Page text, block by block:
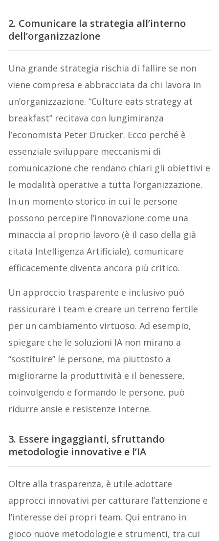
2. Comunicare la strategia all’interno
dell’organizzazione
Una grande strategia rischia di fallire se non
viene compresa e abbracciata da chi lavora in
un’organizzazione. “Culture eats strategy at
breakfast” recitava con lungimiranza
l’economista Peter Drucker. Ecco perché è
essenziale sviluppare meccanismi di
comunicazione che rendano chiari gli obiettivi e
le modalità operative a tutta l’organizzazione.
In un momento storico in cui le persone
possono percepire l’innovazione come una
minaccia al proprio lavoro (è il caso della già
citata Intelligenza Artificiale), comunicare
efficacemente diventa ancora più critico.
Un approccio trasparente e inclusivo può
rassicurare i team e creare un terreno fertile
per un cambiamento virtuoso. Ad esempio,
spiegare che le soluzioni IA non mirano a
“sostituire” le persone, ma piuttosto a
migliorarne la produttività e il benessere,
coinvolgendo e formando le persone, può
ridurre ansie e resistenze interne.
3. Essere ingaggianti, sfruttando
metodologie innovative e l’IA
Oltre alla trasparenza, è utile adottare
approcci innovativi per catturare l’attenzione e
l’interesse dei propri team. Qui entrano in
gioco nuove metodologie e strumenti, tra cui